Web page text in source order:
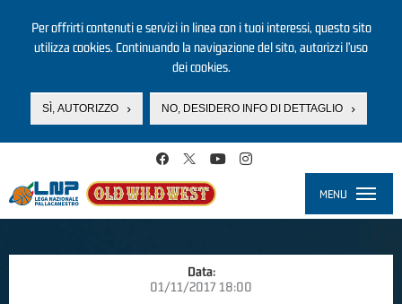
Per offrirti contenuti e servizi in linea con i tuoi interessi, questo sito
utilizza cookies. Continuando la navigazione del sito, autorizzi l’uso
dei cookies.
SÌ, AUTORIZZO NO, DESIDERO INFO DI DETTAGLIO
MENU
Data:
01/11/2017 18:00